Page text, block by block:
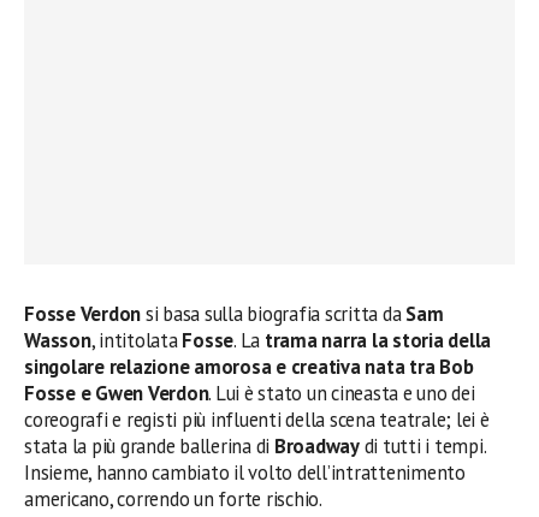
Fosse Verdonsi basa sulla biografia scritta daSam
Wasson, intitolataFosse. La tramanarra la storia della
singolare relazione amorosa e creativa nata tra Bob
Fosse e Gwen Verdon. Lui è stato un cineasta e uno dei
coreografi e registi più influenti della scena teatrale; lei è
stata la più grande ballerina di Broadwaydi tutti i tempi.
Insieme, hanno cambiato il volto dell’intrattenimento
americano, correndo un forte rischio.